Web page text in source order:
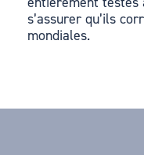
s’assurer qu’ils
mondiales.